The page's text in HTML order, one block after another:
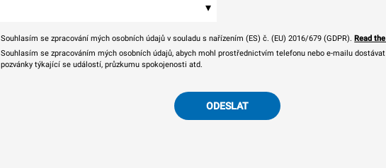
▾
Souhlasím se zpracování mých osobních údajů v souladu s nařízením (ES) č. (EU) 2016/679 (GDPR). Read
Souhlasím se zpracováním mých osobních údajů, abych mohl prostřednictvím telefonu nebo e-mailu
pozvánky týkající se událostí, průzkumu spokojenosti atd.
ODESLAT